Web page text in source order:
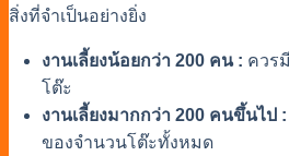
สิ่งที่จำเป็นอย่างยิ่ง
งานเลี้ยงน้อยกว่า 200 คน : ควร
โต๊ะ
งานเลี้ยงมากกว่า 200 คนขึ้นไป :
ของจำนวนโต๊ะทั้งหมด